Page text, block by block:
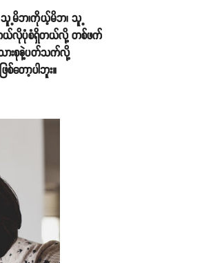
သူ့မိဘ၊ကိုယ့်မိဘ၊ သူ့
ဘယ်လိုပုံစံရှိတယ်လို့ တစ်ဖက်
ားစုနဲ့ပတ်သက်လို့
တော့ပါဘူး။